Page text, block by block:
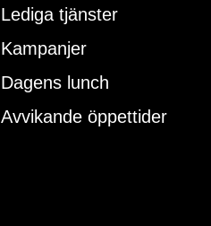
Lediga tjänster
Kampanjer
Dagens lunch
Avvikande öppettider